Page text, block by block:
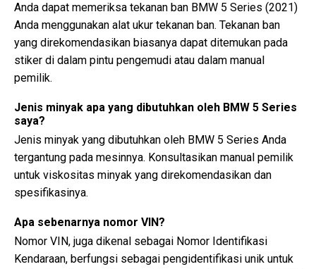
Anda dapat memeriksa tekanan ban BMW 5 Series (2021)
Anda menggunakan alat ukur tekanan ban. Tekanan ban
yang direkomendasikan biasanya dapat ditemukan pada
stiker di dalam pintu pengemudi atau dalam manual
pemilik.
Jenis minyak apa yang dibutuhkan oleh BMW 5 Series
saya?
Jenis minyak yang dibutuhkan oleh BMW 5 Series Anda
tergantung pada mesinnya. Konsultasikan manual pemilik
untuk viskositas minyak yang direkomendasikan dan
spesifikasinya.
Apa sebenarnya nomor VIN?
Nomor VIN, juga dikenal sebagai Nomor Identifikasi
Kendaraan, berfungsi sebagai pengidentifikasi unik untuk